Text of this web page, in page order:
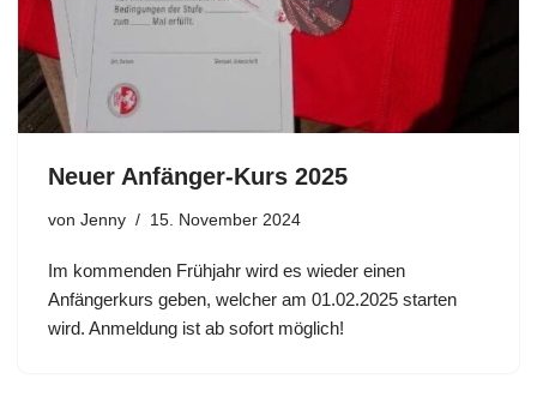
Neuer Anfänger-Kurs 2025
von Jenny 15. November 2024
Im kommenden Frühjahr wird es wieder einen
Anfängerkurs geben, welcher am 01.02.2025 starten
wird. Anmeldung ist ab sofort möglich!